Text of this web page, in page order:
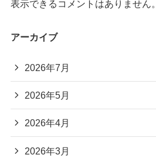
表示できるコメントはありません。
アーカイブ
2026年7月
2026年5月
2026年4月
2026年3月